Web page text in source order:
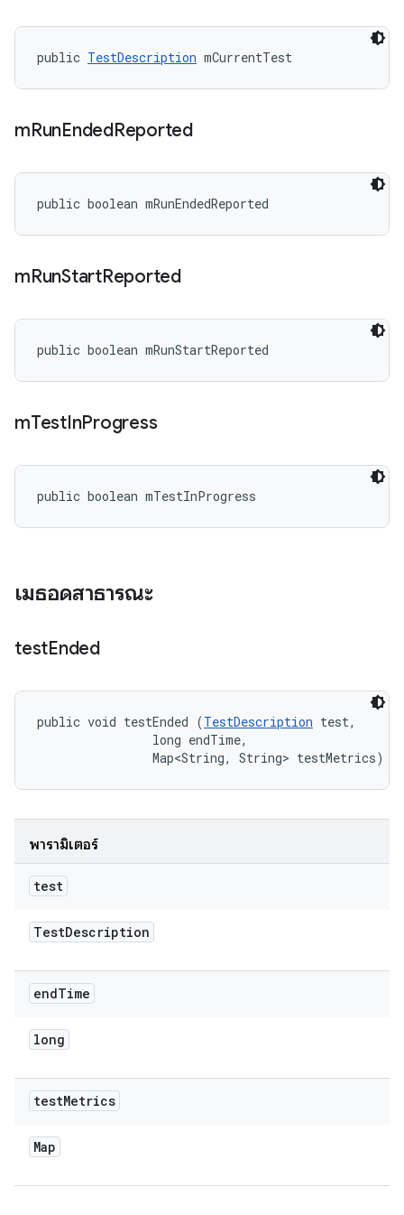
public TestDescription mCurrentTest
mRunEndedReported
public boolean mRunEndedReported
mRunStartReported
public boolean mRunStartReported
mTestInProgress
public boolean mTestInProgress
เมธอดสาธารณะ
testEnded
public void testEnded (TestDescription test,
                long endTime,
                Map<String, String> testMetrics)
พารามิเตอร์
test
TestDescription
endTime
long
testMetrics
Map